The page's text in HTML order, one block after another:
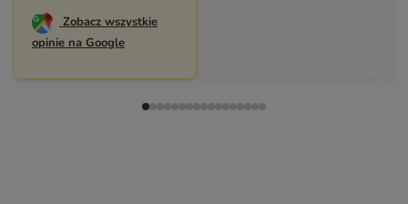
Zobacz wszystkie
opinie na Google